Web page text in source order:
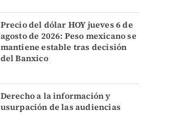
Precio del dólar HOY jueves 6 de
agosto de 2026: Peso mexicano se
mantiene estable tras decisión
del Banxico
Derecho a la información y
usurpación de las audiencias